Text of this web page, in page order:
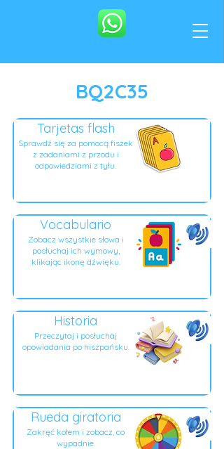
BQ2C35
Tarjetas flash
Sprawdź się za pomocą fiszek
z zadaniami z przodu i
odpowiedziami z tyłu.
Vocabulario
Zobacz wszystkie słowa i
posłuchaj ich wymowy,
klikając ikonę dźwięku.
Historia
Przeczytaj i posłuchaj
opowiadania po hiszpańsku.
Rueda giratoria
Zakręć kołem i zobacz, co
wypadnie.